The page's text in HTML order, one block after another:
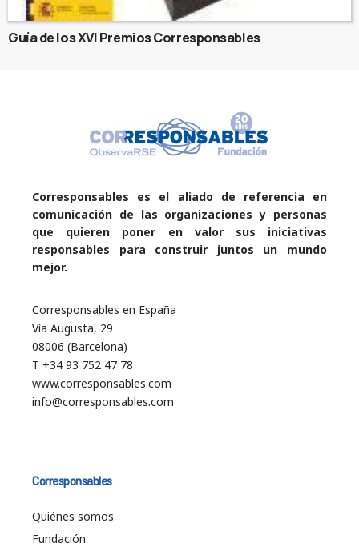
Guía de los XVI Premios Corresponsables
Corresponsables es el aliado de referencia en
comunicación de las organizaciones y personas
que quieren poner en valor sus iniciativas
responsables para construir juntos un mundo
mejor.
Corresponsables en España
Vía Augusta, 29
08006 (Barcelona)
T +34 93 752 47 78
www.corresponsables.com
info@corresponsables.com
Corresponsables
Quiénes somos
Fundación